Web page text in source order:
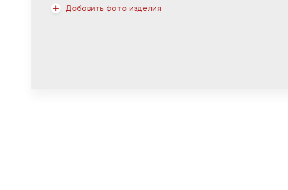
Добавить фото изделия